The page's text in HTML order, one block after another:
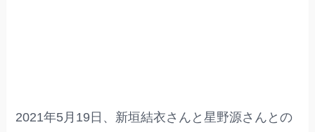
2021年5月19日、新垣結衣さんと星野源さんとの